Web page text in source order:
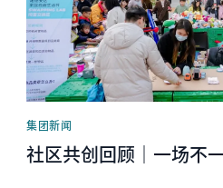
集团新闻
社区共创回顾｜一场不